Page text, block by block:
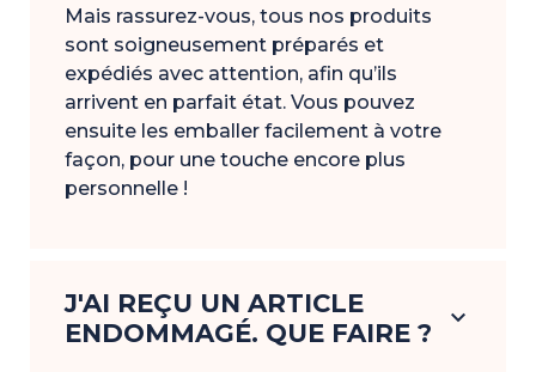
Mais rassurez-vous, tous nos produits
sont soigneusement préparés et
expédiés avec attention, afin qu’ils
arrivent en parfait état. Vous pouvez
ensuite les emballer facilement à votre
façon, pour une touche encore plus
personnelle !
J'AI REÇU UN ARTICLE
ENDOMMAGÉ. QUE FAIRE ?
keyboard_arrow_down